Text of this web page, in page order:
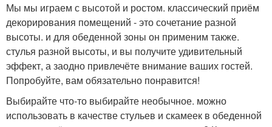
Мы мы играем с высотой и ростом. классический приём
декорирования помещений - это сочетание разной
высоты. и для обеденной зоны он применим также.
стулья разной высоты, и вы получите удивительный
эффект, а заодно привлечёте внимание ваших гостей.
Попробуйте, вам обязательно понравится!
Выбирайте что-то выбирайте необычное. можно
использовать в качестве стульев и скамеек в обеденной